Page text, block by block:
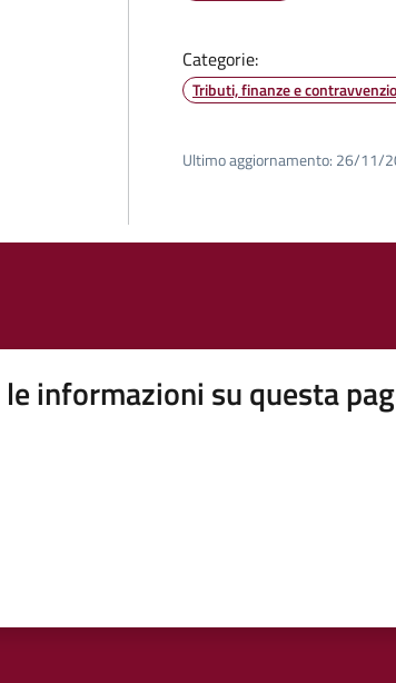
Categorie:
Tributi, finanze e
Ultimo aggiornamento: 26/11/
informazioni su questa